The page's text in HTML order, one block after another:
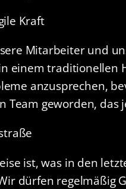
Kraft
Mitarbeiter und
einem traditionellen
anzusprechen,
Team geworden,
ist, was in den
dürfen regelmäßig